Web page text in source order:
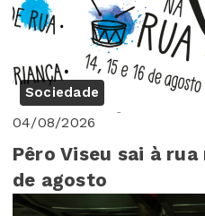
Sociedade
04/08/2026
Pêro Viseu sai à rua
de agosto